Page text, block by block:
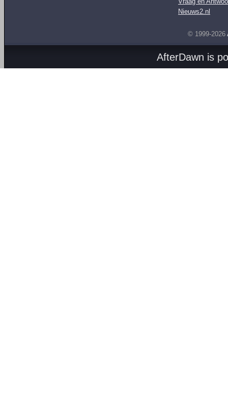
Nieuws2.nl
© 1999-2026
AfterDawn is